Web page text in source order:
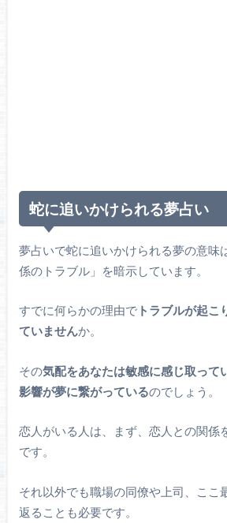
蛇に追いかけられる夢占い
夢占いで蛇に追いかけられる夢の意味
係のトラブル」を暗示しています。
すでに何らかの理由でトラブルが起こ
ていませんか。
その気配をあなたは敏感に感じ取って
影響が夢に繋がっているのでしょう。
恋人がいる人は、まず、恋人との関係
です。
それ以外でも職場の同僚や上司、ここ
返ることも必要です。